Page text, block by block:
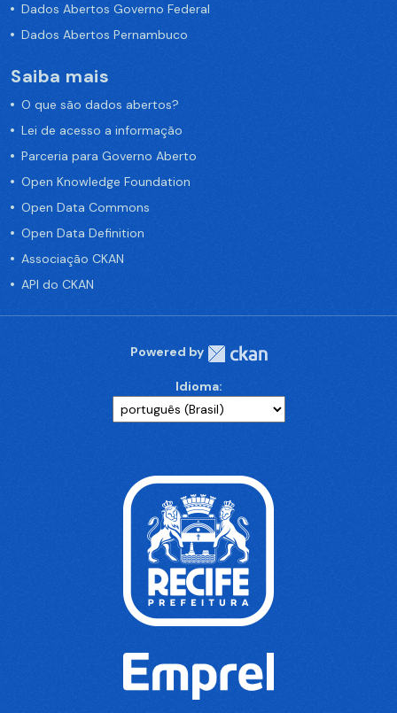
Dados Abertos Governo Federal
Dados Abertos Pernambuco
Saiba mais
O que são dados abertos?
Lei de acesso a informação
Parceria para Governo Aberto
Open Knowledge Foundation
Open Data Commons
Open Data Definition
Associação CKAN
API do CKAN
Powered by
Idioma